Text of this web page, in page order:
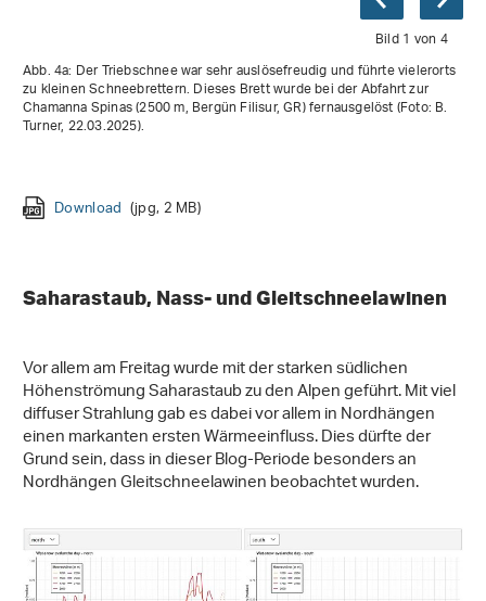
Bild 1 von 4
Abb. 4a: Der Triebschnee war sehr auslösefreudig und führte vielerorts
zu kleinen Schneebrettern. Dieses Brett wurde bei der Abfahrt zur
Chamanna Spinas (2500 m, Bergün Filisur, GR) fernausgelöst (Foto: B.
Turner, 22.03.2025).
Download (jpg, 2 MB)
Saharastaub, Nass- und Gleitschneelawinen
Vor allem am Freitag wurde mit der starken südlichen
Höhenströmung Saharastaub zu den Alpen geführt. Mit viel
diffuser Strahlung gab es dabei vor allem in Nordhängen
einen markanten ersten Wärmeeinfluss. Dies dürfte der
Grund sein, dass in dieser Blog-Periode besonders an
Nordhängen Gleitschneelawinen beobachtet wurden.